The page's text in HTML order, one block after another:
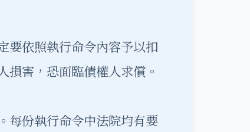
要依照執行命令內容予以扣
損害，恐面臨債權人求償。
每份執行命令中法院均有要